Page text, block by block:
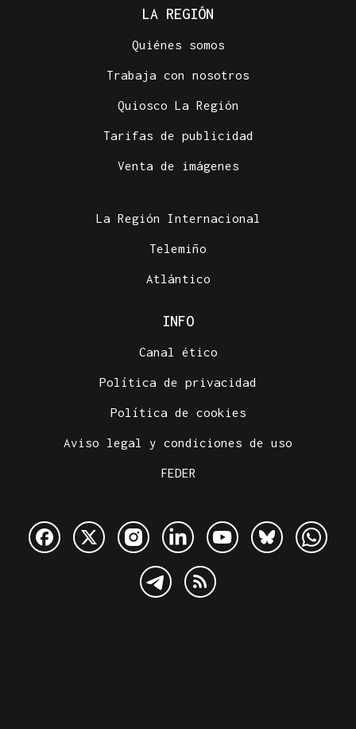
LA REGIÓN
Quiénes somos
Trabaja con nosotros
Quiosco La Región
Tarifas de publicidad
Venta de imágenes
La Región Internacional
Telemiño
Atlántico
INFO
Canal ético
Política de privacidad
Política de cookies
Aviso legal y condiciones de uso
FEDER